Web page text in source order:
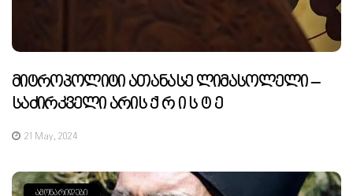
Მიტროპოლიტი Ათანასე Ლიმასოლელი –
Საძირკველი Არის Ქ Რ Ი Ს Ტ Ე
21 May, 2024
ᲐᲛᲝᲜᲐᲠᲘᲓᲔᲑᲘ